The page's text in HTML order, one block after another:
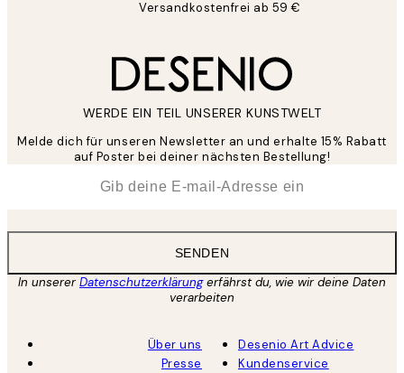
Versandkostenfrei ab 59 €
WERDE EIN TEIL UNSERER KUNSTWELT
Melde dich für unseren Newsletter an und erhalte 15% Rabatt
auf Poster bei deiner nächsten Bestellung!
SENDEN
In unsererDatenschutzerklärungerfährst du, wie wir deine Daten
verarbeiten
Über uns
Presse
Desenio Art Advice
Kundenservice